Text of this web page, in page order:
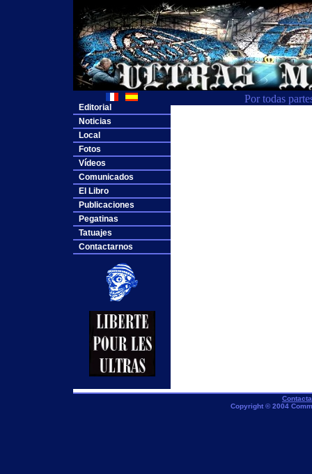
Por todas
Editorial
Noticias
Local
Fotos
Vídeos
Comunicados
El Libro
Publicaciones
Pegatinas
Tatuajes
Contactarnos
Copyright © 2004